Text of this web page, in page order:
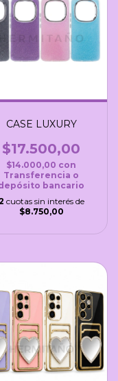
CASE LUXURY
$17.500,00
$14.000,00 con
Transferencia o
bancario
cuotas sin interés de
$8.750,00